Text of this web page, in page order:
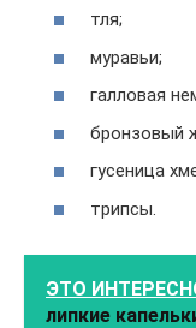
тля;
муравьи;
галловая
бронзовый
гусеница
трипсы.
ЭТО
липкие